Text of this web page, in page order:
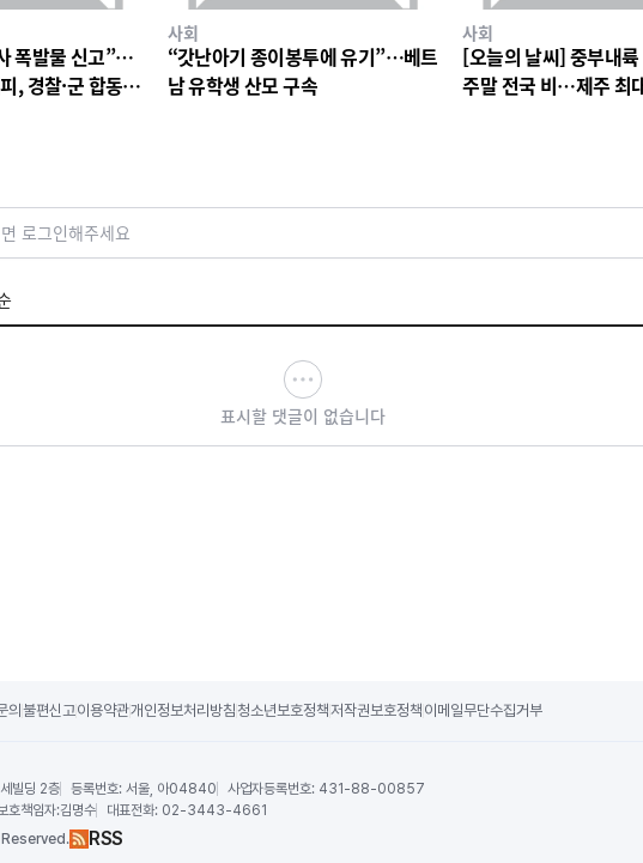
폭발물 신고”…
, 경찰·군 합동
사회
“갓난아기 종이봉투에 유기”…베트
남 유학생 산모 구속
사회
[오늘의 날씨] 중부내륙
주말 전국 비…제주 최
로그인해주세요
표시할 댓글이 없습니다
의 불편신고이용약관개인정보처리방침 청소년보호정책저작권보호정책 이메일무단수집거부
빌딩 2층 등록번호: 서울, 아04840 사업자등록번호: 431-88-00857
호책임자:김명수 대표전화: 02-3443-4661
RSS